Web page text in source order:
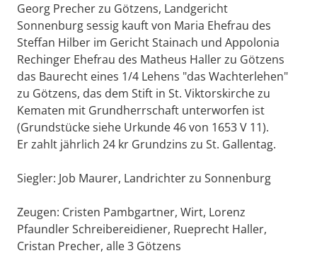
Georg Precher zu Götzens, Landgericht
Sonnenburg sessig kauft von Maria Ehefrau des
Steffan Hilber im Gericht Stainach und Appolonia
Rechinger Ehefrau des Matheus Haller zu Götzens
das Baurecht eines 1/4 Lehens "das Wachterlehen"
zu Götzens, das dem Stift in St. Viktorskirche zu
Kematen mit Grundherrschaft unterworfen ist
(Grundstücke siehe Urkunde 46 von 1653 V 11).
Er zahlt jährlich 24 kr Grundzins zu St. Gallentag.
Siegler: Job Maurer, Landrichter zu Sonnenburg
Zeugen: Cristen Pambgartner, Wirt, Lorenz
Pfaundler Schreibereidiener, Rueprecht Haller,
Cristan Precher, alle 3 Götzens